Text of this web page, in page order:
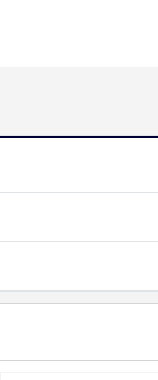
就活ノウハウ
就活ノウハウが